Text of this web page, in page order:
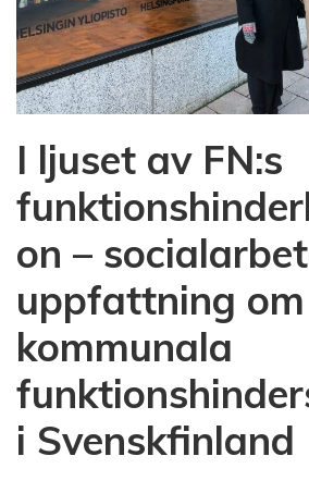
I ljuset av FN:s
on –
uppfattning
kommunala
i Svenskfinland